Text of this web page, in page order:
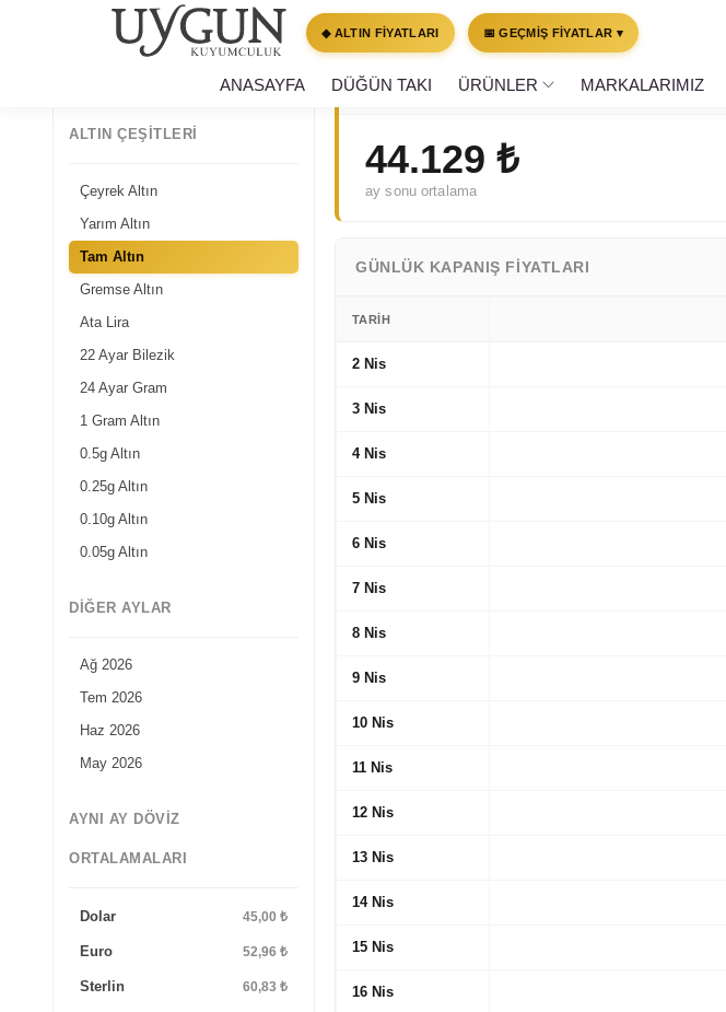
◆ ALTIN FİYATLARI 📅 GEÇMİŞ FİYATLAR ▾
ANASAYFA DÜĞÜN TAKI ÜRÜNLER MARKALARIMIZ
ALTIN ÇEŞITLERI
Çeyrek Altın
Yarım Altın
Tam Altın
Gremse Altın
Ata Lira
22 Ayar Bilezik
24 Ayar Gram
1 Gram Altın
0.5g Altın
0.25g Altın
0.10g Altın
0.05g Altın
DIĞER AYLAR
Ağ 2026
Tem 2026
Haz 2026
May 2026
AYNI AY DÖVIZ
ORTALAMALARI
Dolar 45,00 ₺
Euro 52,96 ₺
Sterlin 60,83 ₺
Tam Altın · Nisan 2026 Özeti
29 günlük veri · 2 Nis – 30 Nis · Uygun Kuyumculuk
44.129 ₺
ay sonu ortalama
GÜNLÜK KAPANIŞ FIYATLARI
TARIH
2 Nis
3 Nis
4 Nis
5 Nis
6 Nis
7 Nis
8 Nis
9 Nis
10 Nis
11 Nis
12 Nis
13 Nis
14 Nis
15 Nis
16 Nis